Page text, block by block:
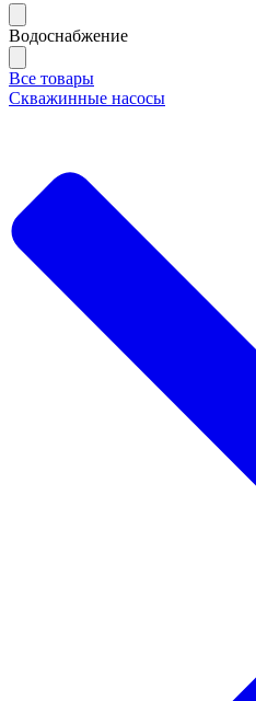
Водоснабжение
Все товары
Скважинные насосы